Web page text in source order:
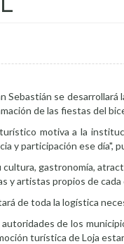
Sebastián se
de las fiestas del
motiva a la
y participación ese día",
gastronomía,
y artistas propios de
de toda la logística
de los
turística de Loja